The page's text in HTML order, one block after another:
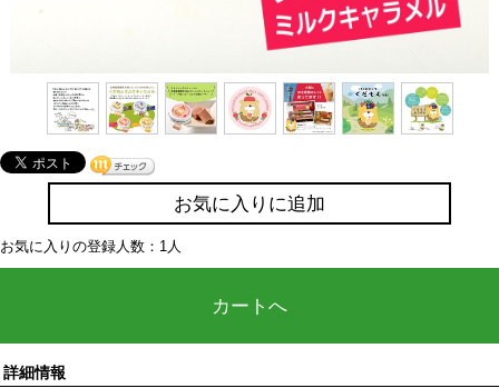
お気に入りに追加
お気に入りの登録人数：1人
カートへ
詳細情報